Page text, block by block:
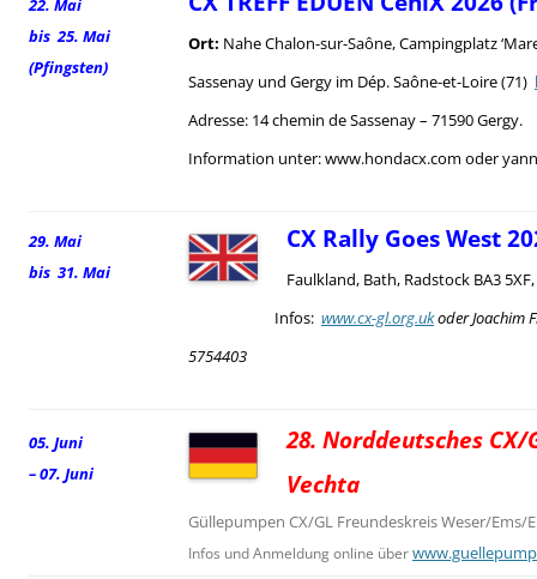
22. Mai
bis 25. Mai
(Pfingsten)
Ort: Nahe Chalon-sur-Saône, Campingplatz
Sassenay und Gergy im Dép. Saône-et-Loire (71)
Adresse: 14 chemin de Sassenay – 71590 Gergy.
Information unter: www.hondacx.com oder
29. Mai
bis 31. Mai
CX Rally Goes West
Faulkland, Bath, Radstock BA3
Infos: www.cx-gl.org.ukoder Joachim
5754403
05. Juni
– 07. Juni
28. Norddeutsches CX/
Vechta
Güllepumpen CX/GL Freundeskreis Weser/Ems/
Infos und Anmeldung online über